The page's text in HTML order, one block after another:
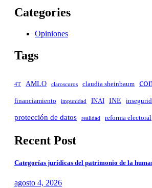
Categories
Opiniones
Tags
4T AMLO claroscuros claudia sheinbaum
financiamiento impunidad INAI INE
protección de datos realidad reforma electoral
Recent Post
Categorías jurídicas del patrimonio de la
agosto 4, 2026